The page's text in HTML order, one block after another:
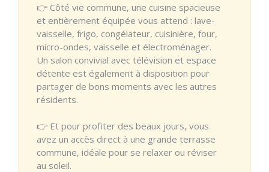
👉 Côté vie commune, une cuisine spacieuse
et entièrement équipée vous attend : lave-
vaisselle, frigo, congélateur, cuisinière, four,
micro-ondes, vaisselle et électroménager.
Un salon convivial avec télévision et espace
détente est également à disposition pour
partager de bons moments avec les autres
résidents.
👉 Et pour profiter des beaux jours, vous
avez un accès direct à une grande terrasse
commune, idéale pour se relaxer ou réviser
au soleil.